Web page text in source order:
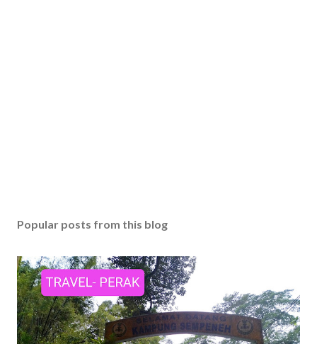
Popular posts from this blog